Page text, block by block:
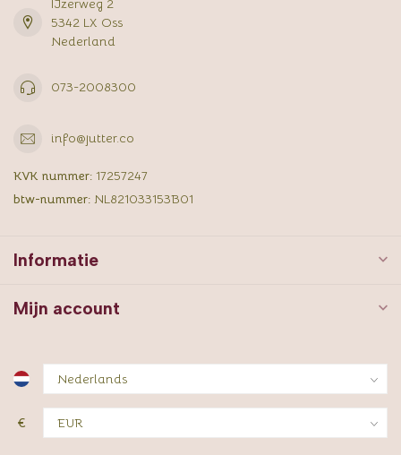
IJzerweg 2
5342 LX Oss
Nederland
073-2008300
info@jutter.co
KVK nummer: 17257247
btw-nummer: NL821033153B01
Informatie
Mijn account
€